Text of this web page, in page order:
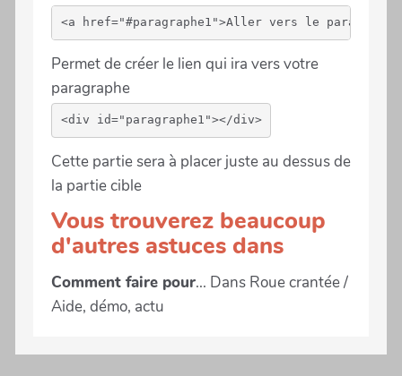
Permet de créer le lien qui ira vers votre
paragraphe
<div id="paragraphe1"></div>
Cette partie sera à placer juste au dessus de
la partie cible
Vous trouverez beaucoup
d'autres astuces dans
Comment faire pour... Dans Roue crantée /
Aide, démo, actu